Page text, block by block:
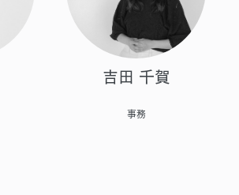
吉田 千賀
事務